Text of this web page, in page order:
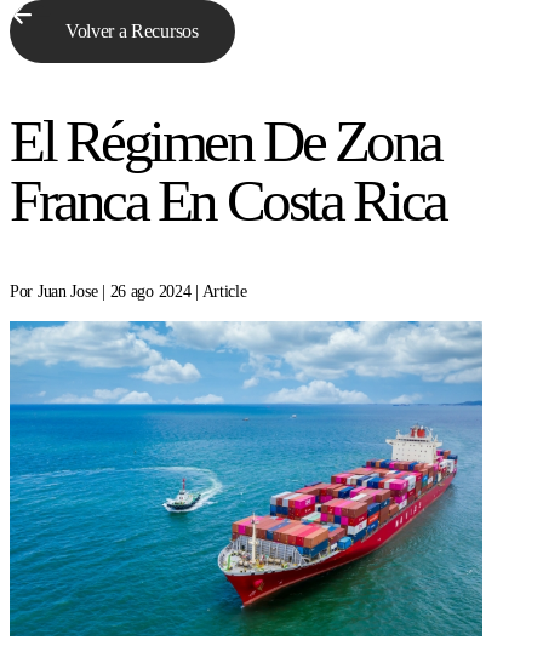
Volver a Recursos
El Régimen De Zona
Franca En Costa Rica
Por Juan Jose | 26 ago 2024 | Article